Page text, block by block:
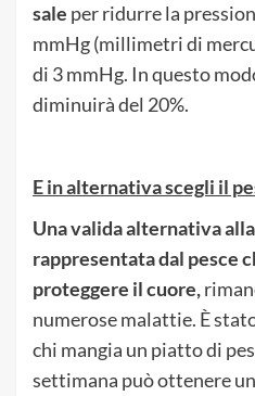
sale per ridurre la
mmHg (millimetri di
di 3 mmHg. In questo
diminuirà del 20%.
E in alternativa scegli il
Una valida alternativa
rappresentata dal pesce
proteggere il cuore,
numerose malattie. È
chi mangia un piatto di
settimana può ottenere